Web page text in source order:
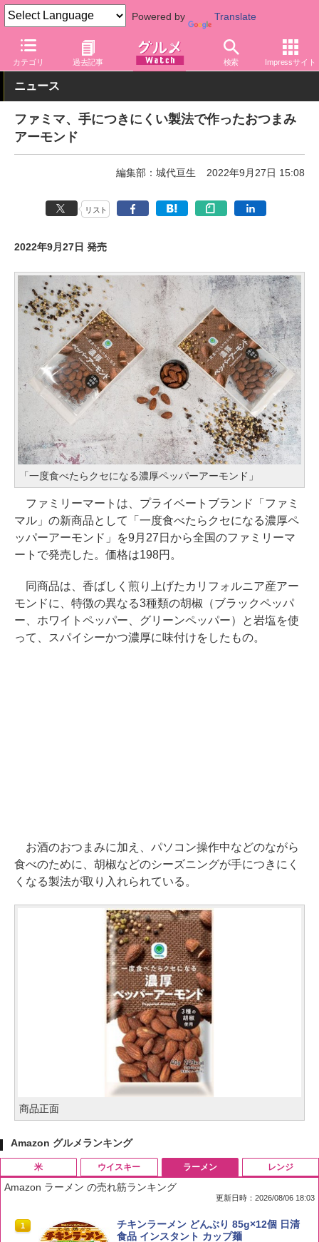
Powered by Translate
カテゴリ 過去記事 検索 Impressサイト
グルメ Watch 菓子・スイーツ スナック菓子
ニュース
ファミマ、手につきにくい製法で作ったおつまみ
アーモンド
編集部：城代亘生 2022年9月27日 15:08
リスト
2022年9月27日 発売
「一度食べたらクセになる濃厚ペッパーアーモンド」
ファミリーマートは、プライベートブランド「ファミ
マル」の新商品として「一度食べたらクセになる濃厚ペ
ッパーアーモンド」を9月27日から全国のファミリーマ
ートで発売した。価格は198円。
同商品は、香ばしく煎り上げたカリフォルニア産アー
モンドに、特徴の異なる3種類の胡椒（ブラックペッパ
ー、ホワイトペッパー、グリーンペッパー）と岩塩を使
って、スパイシーかつ濃厚に味付けをしたもの。
お酒のおつまみに加え、パソコン操作中などのながら
食べのために、胡椒などのシーズニングが手につきにく
くなる製法が取り入れられている。
商品正面
Amazon グルメランキング
米
1 by Amazon 国産ブレンド米 精米 5kg
ウイスキー
1
ブラックニッカ ニッカ Nikka ウィスキ
ー4000ml ブラックニッカクリア ウヰス
ラーメン
Amazon ラーメン の売れ筋ランキング
更新日時：2026/08/06 18:03
1
チキンラーメン どんぶり 85g×12個 日清
食品 インスタント カップ麺
レンジ